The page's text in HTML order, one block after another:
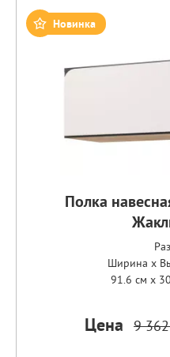
Новинка
Полка
Ширина x
91.6 см x
Цена 9